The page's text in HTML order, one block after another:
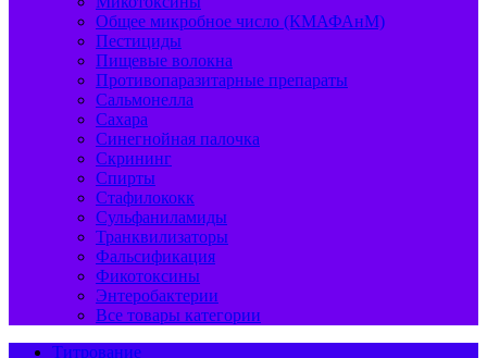
Общее микробное число (КМАФАнМ)
Пестициды
Пищевые волокна
Противопаразитарные препараты
Сальмонелла
Сахара
Синегнойная палочка
Скрининг
Спирты
Стафилококк
Сульфаниламиды
Транквилизаторы
Фальсификация
Фикотоксины
Энтеробактерии
Все товары категории
Титрование